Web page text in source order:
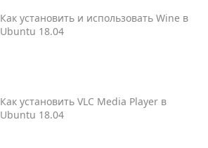
Как установить и использовать Wine в
Ubuntu 18.04
Как установить VLC Media Player в
Ubuntu 18.04